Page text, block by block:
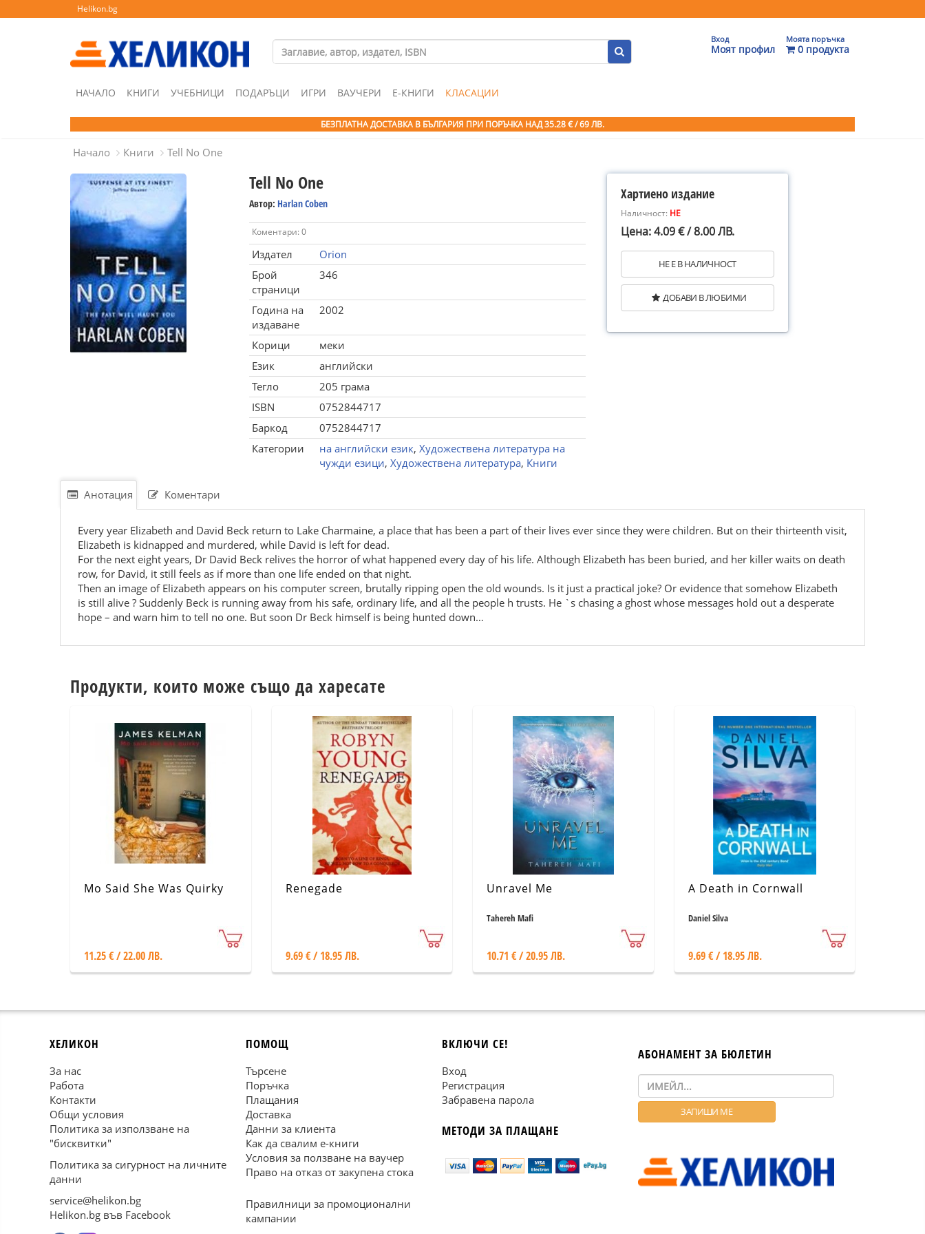
Helikon.bg
Вход
Моят профил
Моята поръчка
0 продукта
НАЧАЛО КНИГИ УЧЕБНИЦИ ПОДАРЪЦИ ИГРИ ВАУЧЕРИ Е-КНИГИ КЛАСАЦИИ
БЕЗПЛАТНА ДОСТАВКА В БЪЛГАРИЯ ПРИ ПОРЪЧКА НАД 35.28 € / 69 ЛВ.
Начало Книги Tell No One
Tell No One
Автор: Harlan Coben
Коментари: 0
Издател
Orion
Брой
страници
346
Година на
издаване
2002
Корици
меки
Език
английски
Тегло
205 грама
ISBN
0752844717
Баркод
0752844717
Категории
на английски език, Художествена литература на
чужди езици, Художествена литература, Книги
Хартиено издание
Наличност: НЕ
Цена: 4.09 € / 8.00 ЛВ.
НЕ Е В НАЛИЧНОСТ
ДОБАВИ В ЛЮБИМИ
Анотация Коментари
Every year Elizabeth and David Beck return to Lake Charmaine, a place that has been a part of their lives ever since they were children. But on their thirteenth visit,
Elizabeth is kidnapped and murdered, while David is left for dead.
For the next eight years, Dr David Beck relives the horror of what happened every day of his life. Although Elizabeth has been buried, and her killer waits on death
row, for David, it still feels as if more than one life ended on that night.
Then an image of Elizabeth appears on his computer screen, brutally ripping open the old wounds. Is it just a practical joke? Or evidence that somehow Elizabeth
is still alive ? Suddenly Beck is running away from his safe, ordinary life, and all the people h trusts. He `s chasing a ghost whose messages hold out a desperate
hope – and warn him to tell no one. But soon Dr Beck himself is being hunted down…
Продукти, които може също да харесате
Mo Said She Was Quirky
11.25 € / 22.00 ЛВ.
Renegade
9.69 € / 18.95 ЛВ.
Unravel Me
Tahereh Mafi
10.71 € / 20.95 ЛВ.
A Death in Cornwall
Daniel Silva
9.69 € / 18.95 ЛВ.
ХЕЛИКОН
За нас
Работа
Контакти
Общи условия
Политика за използване на
"бисквитки"
Политика за сигурност на личните
данни
service@helikon.bg
Helikon.bg във Facebook
ПОМОЩ
Търсене
Поръчка
Плащания
Доставка
Данни за клиента
Как да свалим е-книги
Условия за ползване на ваучер
Право на отказ от закупена стока
Правилници за промоционални
кампании
ВКЛЮЧИ СЕ!
Вход
Регистрация
Забравена парола
МЕТОДИ ЗА ПЛАЩАНЕ
АБОНАМЕНТ ЗА БЮЛЕТИН